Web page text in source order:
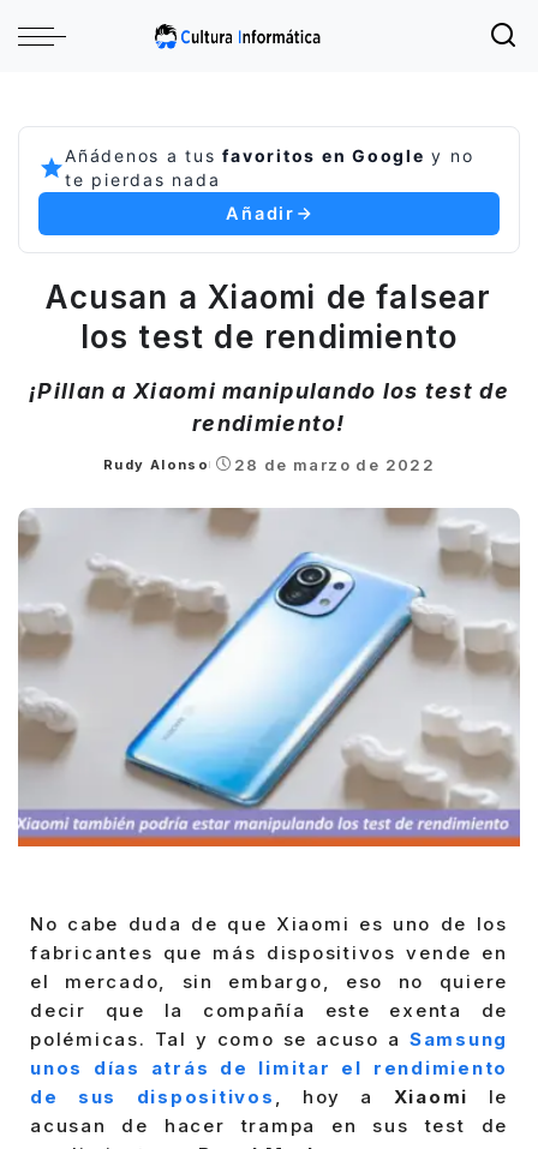
Añádenos a tusfavoritos en Google y no
te pierdas nada
Añadir
Acusan a Xiaomi de falsear
los test de rendimiento
¡Pillan a Xiaomi manipulando los test de
rendimiento!
Posted
Rudy Alonso 28 de marzo de 2022
No cabe duda de que Xiaomi es uno de los
fabricantes que más dispositivos vende en
el mercado, sin embargo, eso no quiere
decir que la compañía este exenta de
polémicas. Tal y como se acuso a Samsung
unos días atrás de limitar el rendimiento
de sus dispositivos , hoy a Xiaomi
le
acusan de hacer trampa en sus test de